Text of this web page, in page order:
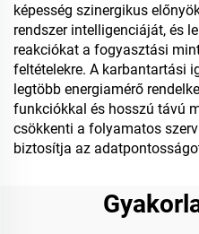
képesség szinergikus
rendszer intelligenciáját, és
reakciókat a fogyasztási
feltételekre. A karbantartási
legtöbb energiamérő
funkciókkal és hosszú távú
csökkenti a folyamatos
biztosítja az